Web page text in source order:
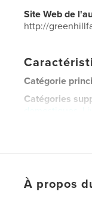
Site Web de
http://
Catégorie
Catégories
domestiques
Langue
Mots-clés
À propos